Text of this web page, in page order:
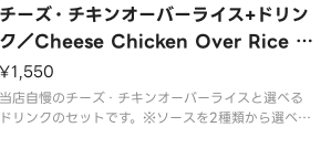
のスパイスのピリ辛ソース
チーズ・チキンオーバーライス+ドリン
ク／Cheese Chicken Over Rice w
ith Drink
¥1,550
当店自慢のチーズ・チキンオーバーライスと選べる
ドリンクのセットです。※ソースを2種類から選べま